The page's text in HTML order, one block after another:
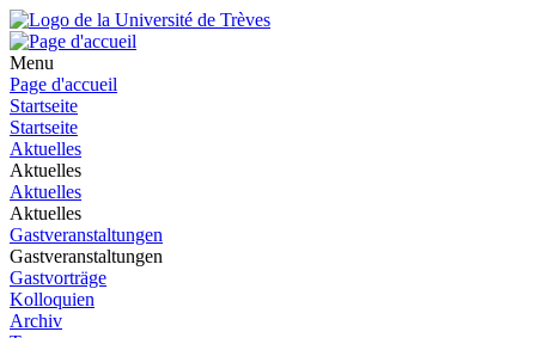
Menu
Page d'accueil
Startseite
Startseite
Aktuelles
Aktuelles
Aktuelles
Aktuelles
Gastveranstaltungen
Gastveranstaltungen
Gastvorträge
Kolloquien
Archiv